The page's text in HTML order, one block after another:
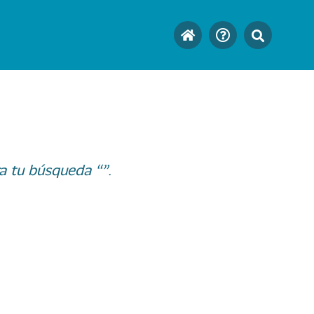
tu búsqueda “”.